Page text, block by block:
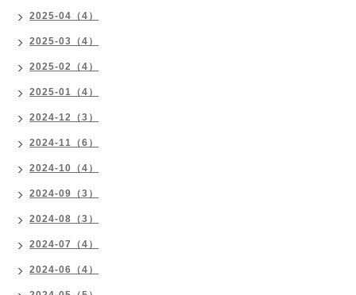
2025-04（4）
2025-03（4）
2025-02（4）
2025-01（4）
2024-12（3）
2024-11（6）
2024-10（4）
2024-09（3）
2024-08（3）
2024-07（4）
2024-06（4）